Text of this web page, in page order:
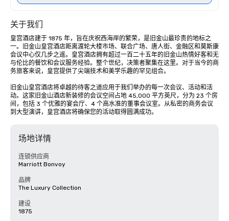
关于我们
皇宫酒店建于 1875 年，旨在庆祝西海岸的繁荣，是旧金山最珍贵的地标之
一。旧金山皇宫酒店距离渡轮大楼市场、联合广场、唐人街、金融区和莫斯康
会议中心仅几步之遥。皇宫酒店拥有超过一百二十五年的旧金山热情好客和无
与伦比的餐饮和会议服务经验。整个世纪，决策者聚集在这里。对于当今的商
务旅客来说，皇宫提供了尖端技术和美学乐趣的罕见组合。
旧金山皇宫酒店将卓越的待客之道应用于我们举办的每一次会议、活动和活
动。这家旧金山酒店新装修的会议空间占地 45,000 平方英尺，分为 23 个房
间，包括 3 个优雅的宴会厅、4 个高水准的董事会议室。从私密的商务会议
到大型演讲，皇宫酒店将确保您的活动取得圆满成功。
场地详情
连锁供应商
Marriott Bonvoy
品牌
The Luxury Collection
建设
1875